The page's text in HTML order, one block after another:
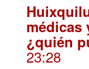
médicas
¿quién
23:28